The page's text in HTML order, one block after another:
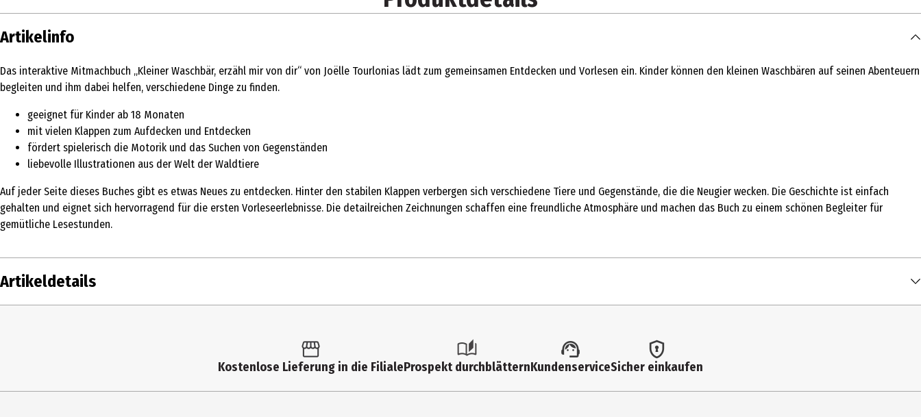
Artikelinfo
Das interaktive Mitmachbuch „Kleiner Waschbär, erzähl mir von dir“ von Joëlle Tourlonias lädt zum gemeinsamen Entdecken und Vorlesen ein. Kinder können den kleinen Waschbären auf seinen Abenteuern
begleiten und ihm dabei helfen, verschiedene Dinge zu finden.
geeignet für Kinder ab 18 Monaten
mit vielen Klappen zum Aufdecken und Entdecken
fördert spielerisch die Motorik und das Suchen von Gegenständen
liebevolle Illustrationen aus der Welt der Waldtiere
Auf jeder Seite dieses Buches gibt es etwas Neues zu entdecken. Hinter den stabilen Klappen verbergen sich verschiedene Tiere und Gegenstände, die die Neugier wecken. Die Geschichte ist einfach
gehalten und eignet sich hervorragend für die ersten Vorleseerlebnisse. Die detailreichen Zeichnungen schaffen eine freundliche Atmosphäre und machen das Buch zu einem schönen Begleiter für
gemütliche Lesestunden.
Artikeldetails
Sonstiges Spielzeug
Kostenlose Lieferung in die FilialeProspekt durchblätternKundenserviceSicher einkaufen